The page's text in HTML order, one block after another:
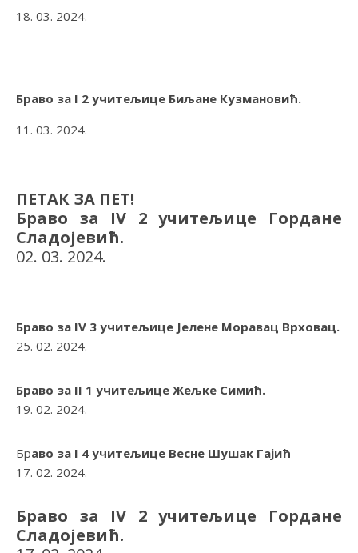
18. 03. 2024.
Браво за I 2 учитељице Биљане Кузмановић.
11. 03. 2024.
ПЕТАК ЗА ПЕТ!
Браво за IV 2 учитељице Гордане
Сладојевић.
02. 03. 2024.
Браво за IV 3 учитељице Јелене Моравац Врховац.
25. 02. 2024.
Браво за II 1 учитељице Жељке Симић.
19. 02. 2024.
Браво за I 4 учитељице Весне Шушак Гајић
17. 02. 2024.
Браво за IV 2 учитељице Гордане
Сладојевић.